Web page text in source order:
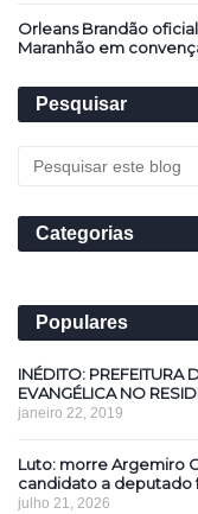
Orleans Brandão
Maranhão em
Pesquisar
Categorias
Populares
INÉDITO: PREFEITURA
EVANGÉLICA NO
janeiro 22, 2019
Luto: morre Argemiro
candidato a deputado
julho 21, 2026